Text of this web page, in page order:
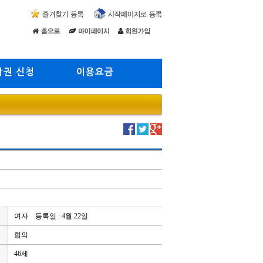
권 신청 이용요금
여자 등록일 : 4월 22일
협의
46세